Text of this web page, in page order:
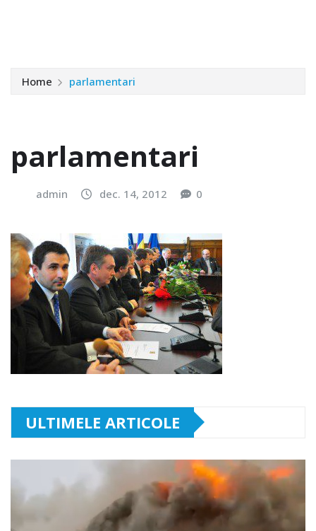
Home parlamentari
parlamentari
admin dec. 14, 2012 0
ULTIMELE ARTICOLE